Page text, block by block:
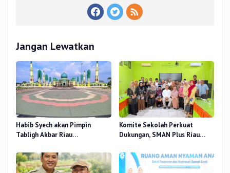
Jangan Lewatkan
Habib Syech akan Pimpin
Tabligh Akbar Riau
Nur, Besok
Komite Sekolah Perkuat
Dukungan, SMAN Plus Riau
Pendidikan